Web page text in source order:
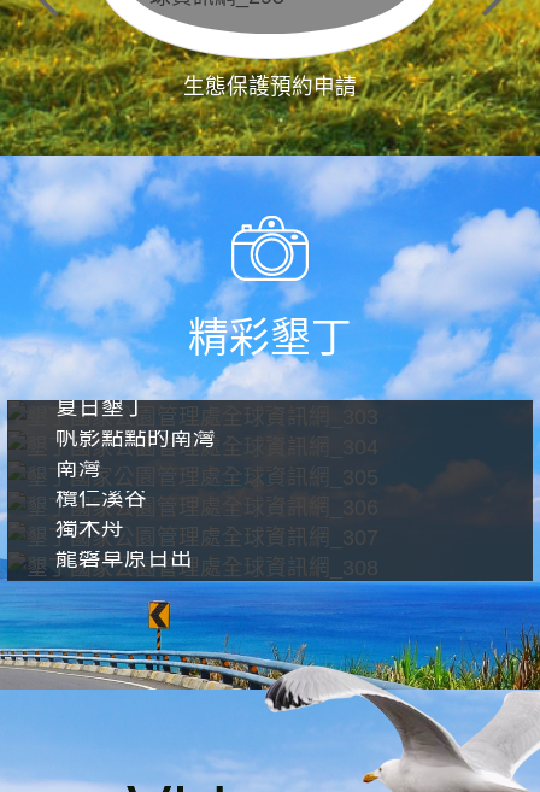
生態保護預約申請
精彩墾丁
夏日墾丁
帆影點點的南灣
南灣
欖仁溪谷
獨木舟
龍磐草原日出